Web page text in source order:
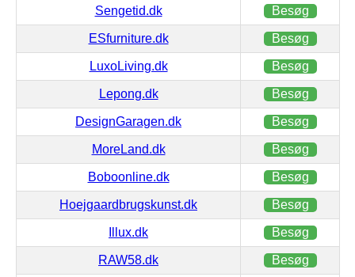
Sengetid.dk Besøg
ESfurniture.dk Besøg
LuxoLiving.dk Besøg
Lepong.dk Besøg
DesignGaragen.dk Besøg
MoreLand.dk Besøg
Boboonline.dk Besøg
Hoejgaardbrugskunst.dk Besøg
Illux.dk Besøg
RAW58.dk Besøg